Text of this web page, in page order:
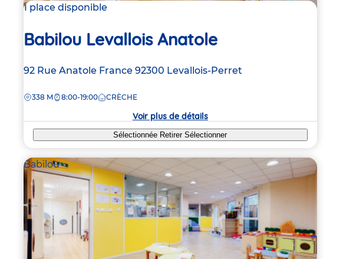
1 place disponible
Babilou Levallois Anatole
Adresse
la
92 Rue Anatole France 92300 Levallois-Perret
DISTANCE
338 M 8:00-19:00 CRÈCHE
Voir plus de détails
Sélectionnée RetirerSélectionner
Babilou